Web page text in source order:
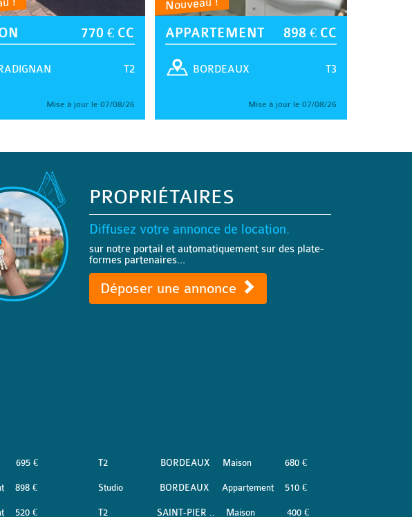
!
770 € CC
T2
Mise à jour le 07/08/26
Nouveau !
APPARTEMENT 898 € CC
T3
BORDEAUX
Mise à jour le 07/08/26
PROPRIÉTAIRES
Diffusez votre annonce de location.
sur notre portail et automatiquement sur des plate-
formes partenaires...
Déposer une annonce
695 €
898 €
520 €
T2 BORDEAUX Maison 680 €
Studio BORDEAUX Appartement 510 €
T2 SAINT-PIER .. Maison 400 €